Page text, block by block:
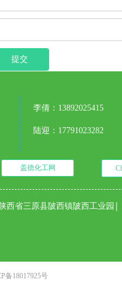
提交
李倩：13892025415
陆迎：17791023282
西省三原县陂西镇陂西工业
盖德化工网
备18017925号